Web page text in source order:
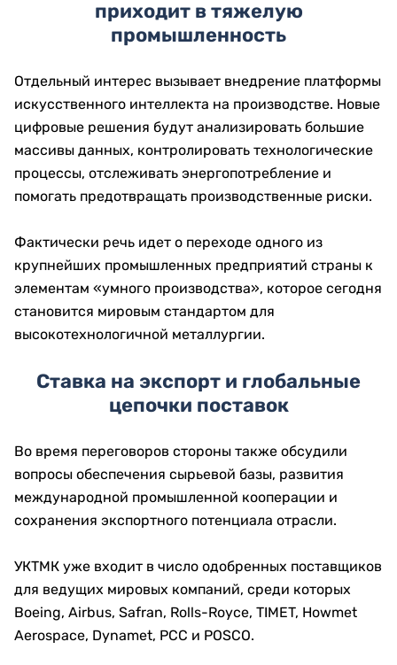
приходит в тяжелую
промышленность
Отдельный интерес вызывает внедрение платформы
искусственного интеллекта на производстве. Новые
цифровые решения будут анализировать большие
массивы данных, контролировать технологические
процессы, отслеживать энергопотребление и
помогать предотвращать производственные риски.
Фактически речь идет о переходе одного из
крупнейших промышленных предприятий страны к
элементам «умного производства», которое сегодня
становится мировым стандартом для
высокотехнологичной металлургии.
Ставка на экспорт и глобальные
цепочки поставок
Во время переговоров стороны также обсудили
вопросы обеспечения сырьевой базы, развития
международной промышленной кооперации и
сохранения экспортного потенциала отрасли.
УКТМК уже входит в число одобренных поставщиков
для ведущих мировых компаний, среди которых
Boeing, Airbus, Safran, Rolls-Royce, TIMET, Howmet
Aerospace, Dynamet, PCC и POSCO.